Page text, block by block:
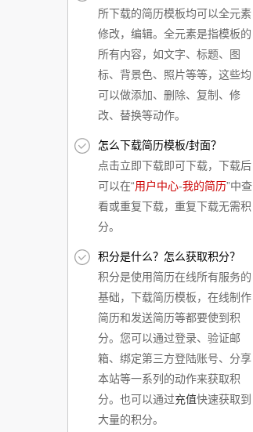
所下载的简历模板均可以全元素
修改，编辑。全元素是指模板的
所有内容，如文字、标题、图
标、背景色、照片等等，这些均
可以做添加、删除、复制、修
改、替换等动作。
怎么下载简历模板/封面？
点击立即下载即可下载，下载后
可以在“用户中心-我的简历”中查
看或重复下载，重复下载无需积
分。
积分是什么？怎么获取积分？
积分是使用简历在线所有服务的
基础，下载简历模板，在线制作
简历和发送简历等都要使到积
分。您可以通过登录、验证邮
箱、绑定第三方登陆账号、分享
本站等一系列的动作来获取积
分。也可以通过充值快速获取到
大量的积分。